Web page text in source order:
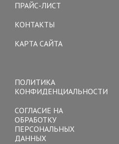
ПРАЙС-ЛИСТ
КОНТАКТЫ
КАРТА САЙТА
ПОЛИТИКА
КОНФИДЕНЦИАЛЬНОСТИ
СОГЛАСИЕ НА
ОБРАБОТКУ
ПЕРСОНАЛЬНЫХ
ДАННЫХ